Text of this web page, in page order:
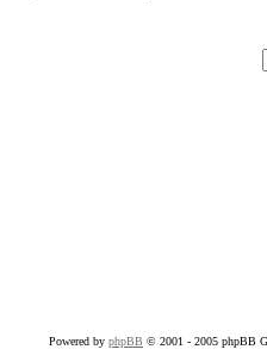
Powered by phpBB © 2001 - 2005 phpBB